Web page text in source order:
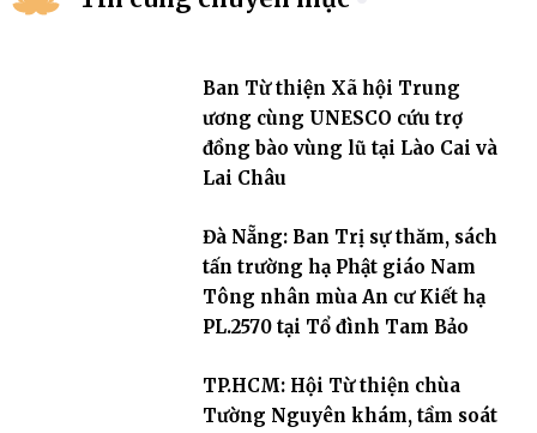
Ban Từ thiện Xã hội Trung
ương cùng UNESCO cứu trợ
đồng bào vùng lũ tại Lào Cai và
Lai Châu
Đà Nẵng: Ban Trị sự thăm, sách
tấn trường hạ Phật giáo Nam
Tông nhân mùa An cư Kiết hạ
PL.2570 tại Tổ đình Tam Bảo
TP.HCM: Hội Từ thiện chùa
Tường Nguyên khám, tầm soát